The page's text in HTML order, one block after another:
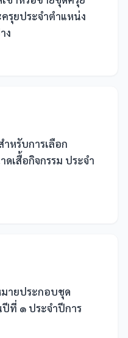
รุยประจำตำแหน่ง
ง
ำหรับการเลือก
เสื้อกิจกรรม ประจำ
มายประกอบชุด
ที่ ๑ ประจำปีการ